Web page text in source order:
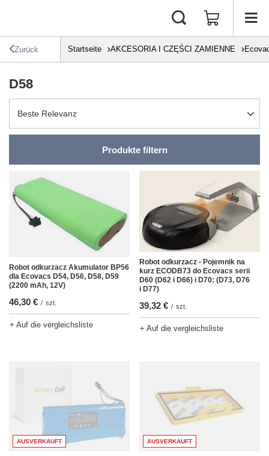
Zurück Startseite AKCESORIA I CZĘŚCI ZAMIENNE
D58
Sortierung ändern
Beste Relevanz
Produkte filtern
Robot odkurzacz Akumulator BP56
dla Ecovacs D54, D56, D58, D59
(2200 mAh, 12V)
46,30 € / szt.
+ Auf die vergleichsliste
Robot odkurzacz - Pojemnik na
kurz ECODB73 do Ecovacs serii
D60 (D62 i D66) i D70: (D73, D76
i D77)
39,32 € / szt.
+ Auf die vergleichsliste
AUSVERKAUFT AUSVERKAUFT